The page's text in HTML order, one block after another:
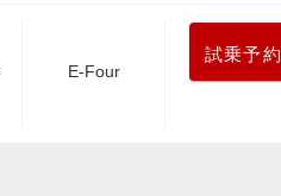
E-Four
試乗予約